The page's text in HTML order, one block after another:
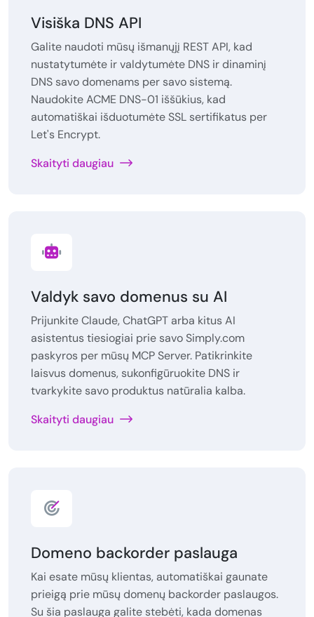
Visiška DNS API
Galite naudoti mūsų išmanųjį REST API, kad
nustatytumėte ir valdytumėte DNS ir dinaminį
DNS savo domenams per savo sistemą.
Naudokite ACME DNS-01 iššūkius, kad
automatiškai išduotumėte SSL sertifikatus per
Let's Encrypt.
Skaityti daugiau
Valdyk savo domenus su AI
Prijunkite Claude, ChatGPT arba kitus AI
asistentus tiesiogiai prie savo Simply.com
paskyros per mūsų MCP Server. Patikrinkite
laisvus domenus, sukonfigūruokite DNS ir
tvarkykite savo produktus natūralia kalba.
Skaityti daugiau
Domeno backorder paslauga
Kai esate mūsų klientas, automatiškai gaunate
prieigą prie mūsų domenų backorder paslaugos.
Su šia paslauga galite stebėti, kada domenas